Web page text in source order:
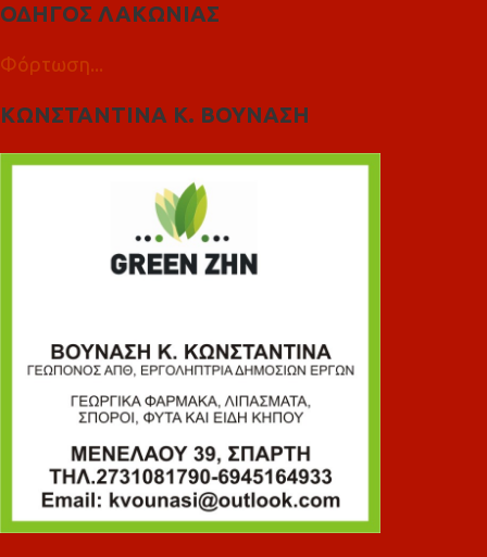
ΟΔΗΓΟΣ ΛΑΚΩΝΙΑΣ
Φόρτωση...
ΚΩΝΣΤΑΝΤΙΝΑ Κ. ΒΟΥΝΑΣΗ